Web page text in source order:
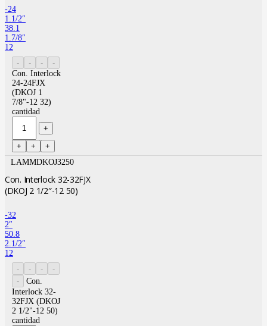
-24
1.1/2″
38.1
1.7/8″
12
Con. Interlock
24-24FJX
(DKOJ 1
7/8"-12 32)
cantidad
LAMMDKOJ3250
Con. Interlock 32-32FJX
(DKOJ 2 1/2″-12 50)
-32
2″
50.8
2.1/2″
12
Con.
Interlock 32-
32FJX (DKOJ
2 1/2"-12 50)
cantidad